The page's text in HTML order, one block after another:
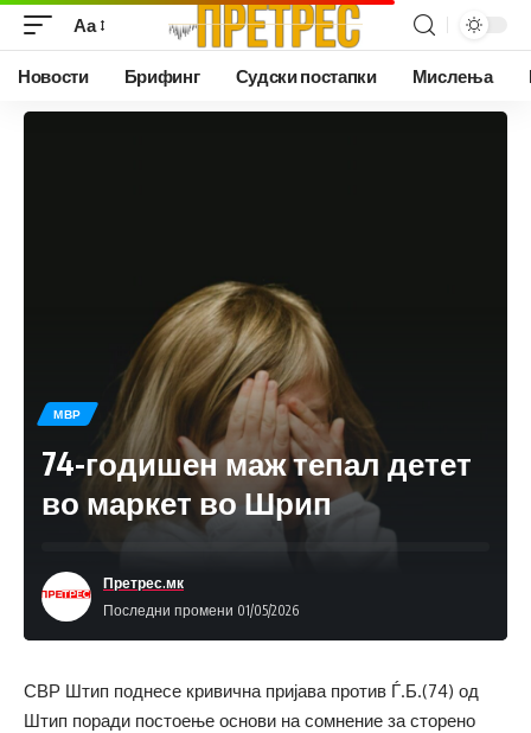
Аа
Новости Брифинг Судски постапки Мислења
МВР
74-годишен маж тепал детет
во маркет во Шрип
Последни промени 01/05/2026
Претрес.мк
СВР Штип поднесе кривична пријава против Ѓ.Б.(74) од
Штип поради постоење основи на сомнение за сторено